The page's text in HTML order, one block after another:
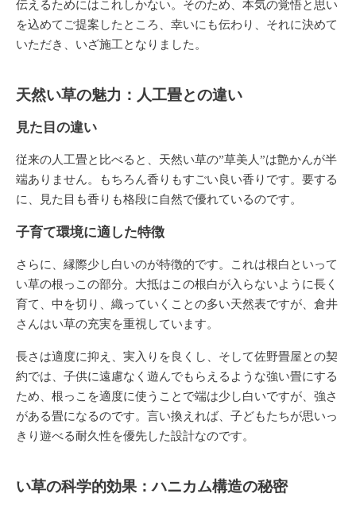
伝えるためにはこれしかない。そのため、本気の覚悟と思い
を込めてご提案したところ、幸いにも伝わり、それに決めて
いただき、いざ施工となりました。
天然い草の魅力：人工畳との違い
見た目の違い
従来の人工畳と比べると、天然い草の”草美人”は艶かんが半
端ありません。もちろん香りもすごい良い香りです。要する
に、見た目も香りも格段に自然で優れているのです。
子育て環境に適した特徴
さらに、縁際少し白いのが特徴的です。これは根白といって
い草の根っこの部分。大抵はこの根白が入らないように長く
育て、中を切り、織っていくことの多い天然表ですが、倉井
さんはい草の充実を重視しています。
長さは適度に抑え、実入りを良くし、そして佐野畳屋との契
約では、子供に遠慮なく遊んでもらえるような強い畳にする
ため、根っこを適度に使うことで端は少し白いですが、強さ
がある畳になるのです。言い換えれば、子どもたちが思いっ
きり遊べる耐久性を優先した設計なのです。
い草の科学的効果：ハニカム構造の秘密